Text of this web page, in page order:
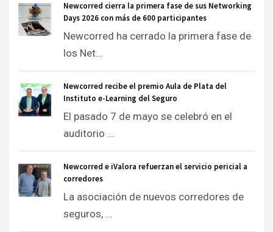
Newcorred cierra la primera fase de sus Networking
Days 2026 con más de 600 participantes
Newcorred ha cerrado la primera fase de
los Net...
Newcorred recibe el premio Aula de Plata del
Instituto e-Learning del Seguro
El pasado 7 de mayo se celebró en el
auditorio ...
Newcorred e iValora refuerzan el servicio pericial a
corredores
La asociación de nuevos corredores de
seguros, ...